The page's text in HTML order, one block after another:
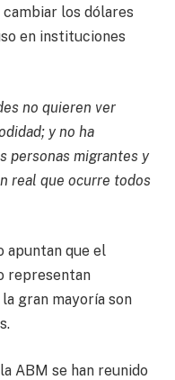
cambiar los dólares
en instituciones
no quieren ver
y no ha
personas migrantes y
real que ocurre todos
apuntan que el
representan
gran mayoría son
ABM se han reunido